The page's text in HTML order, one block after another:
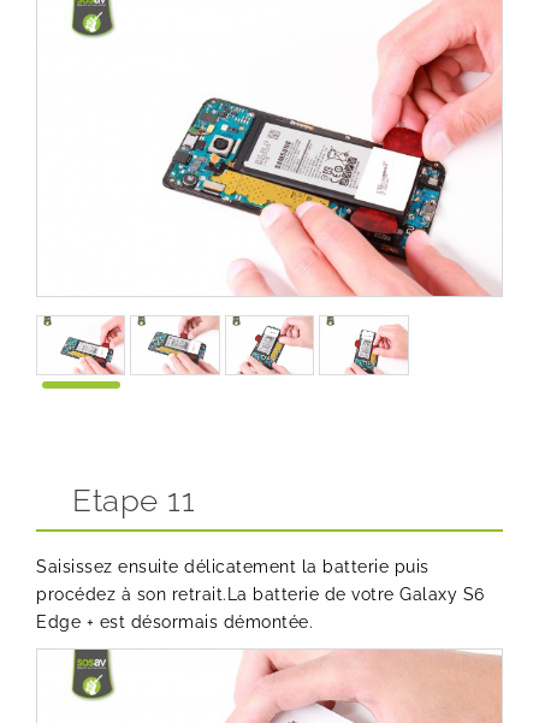
Etape 11
Saisissez ensuite délicatement la batterie puis
procédez à son retrait.La batterie de votre Galaxy S6
Edge + est désormais démontée.